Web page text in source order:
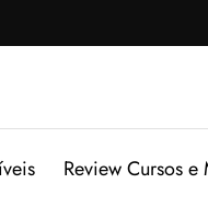
Review Cursos e